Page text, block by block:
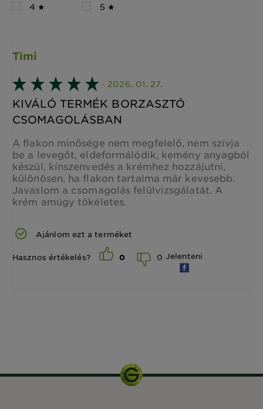
4 ★
5 ★
Timi
- 2026. 01. 27.
KIVÁLÓ TERMÉK BORZASZTÓ
CSOMAGOLÁSBAN
A flakon minősége nem megfelelő, nem szívja
be a levegőt, eldeformálódik, kemény anyagból
készül, kínszenvedés a krémhez hozzájutni,
különösen, ha flakon tartalma már kevesebb.
Javaslom a csomagolás felülvizsgálatát. A
krém amúgy tökéletes.
Ajánlom ezt a terméket
Hasznos értékelés? 0 0 Jelenteni